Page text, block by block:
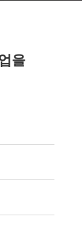
을